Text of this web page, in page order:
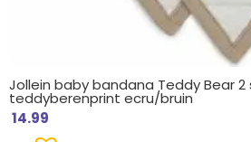
Jollein baby bandana Teddy Bear 2
teddyberenprint ecru/bruin
14.99